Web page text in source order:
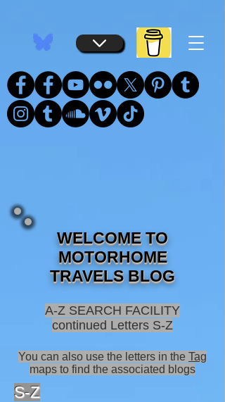
WELCOME TO
MOTORHOME
TRAVELS BLOG
A-Z SEARCH FACILITY
continued Letters S-Z
You can also use the letters in the Tag
maps to find the associated blogs
S-Z